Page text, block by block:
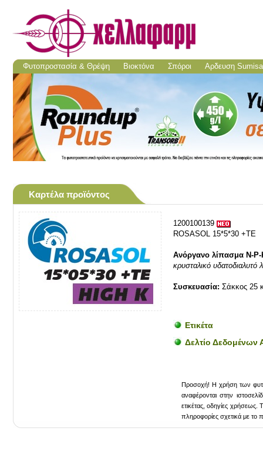
Φυτοπροστασία & Θρέψη Βιοκτόνα Σπόροι Aρδευση
Καρτέλα προϊόντος
1200100139
ROSASOL 15*5*30 +TE
Aνόργανο λίπασμα N-P-
κρυσταλικό υδατοδιαλυτό
Συσκευασία: Σάκκος 25
Eτικέτα
Δελτίο Δεδομένων
Προσοχή! Η χρήση των
αναφέρονται στην
ετικέτας, οδηγίες χρήσεως.
πληροφορίες σχετικά με το